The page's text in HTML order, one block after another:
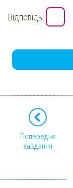
Відповідь:
Попереднє
завдання